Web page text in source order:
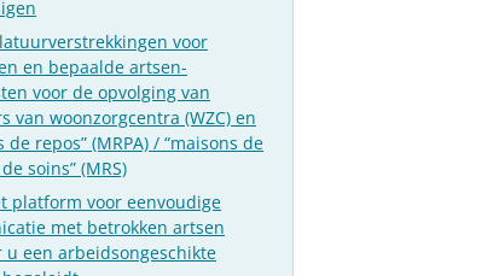
voor
en bepaalde artsen-
voor de opvolging van
van woonzorgcentra (WZC) en
de repos” (MRPA) / “maisons de
soins” (MRS)
platform voor eenvoudige
met betrokken artsen
u een arbeidsongeschikte